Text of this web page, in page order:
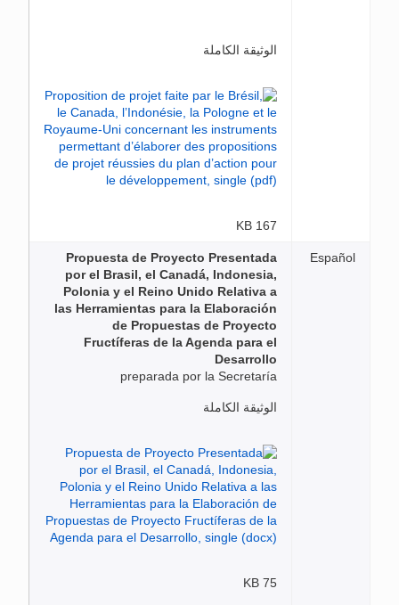
الوثيقة الكاملة
167 KB
Español
Propuesta de Proyecto Presentada
por el Brasil, el Canadá, Indonesia,
Polonia y el Reino Unido Relativa a
las Herramientas para la Elaboración
de Propuestas de Proyecto
Fructíferas de la Agenda para el
Desarrollo
preparada por la Secretaría
الوثيقة الكاملة
75 KB